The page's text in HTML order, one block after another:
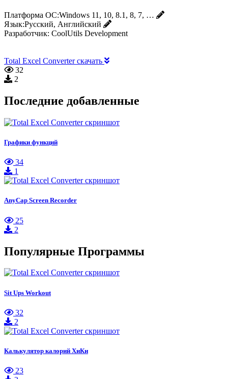
Платформа ОС:Windows 11, 10, 8.1, 8, 7, …
Язык:Русский, Английский
Разработчик: CoolUtils Development
Total Excel Converter скачать
32
2
Последние добавленные
Графики функций
34
1
AnyCap Screen Recorder
25
2
Популярные Программы
Sit Ups Workout
32
2
Калькулятор калорий ХиКи
23